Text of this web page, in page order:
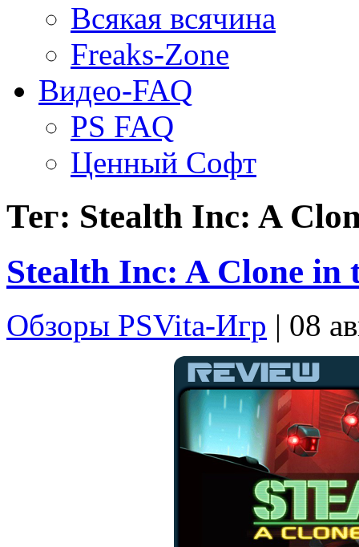
Всякая всячина
Freaks-Zone
Видео-FAQ
PS FAQ
Ценный Софт
Тег: Stealth Inc: A
Stealth Inc: A Clone
Обзоры PSVita-Игр | 08